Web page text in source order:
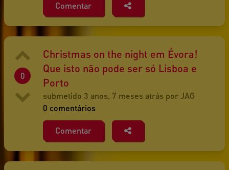
Comentar
0
Christmas on the night em Évora!
Que isto não pode ser só Lisboa e
Porto
submetido 3 anos, 7 meses atrás por JAG
0 comentários
Comentar